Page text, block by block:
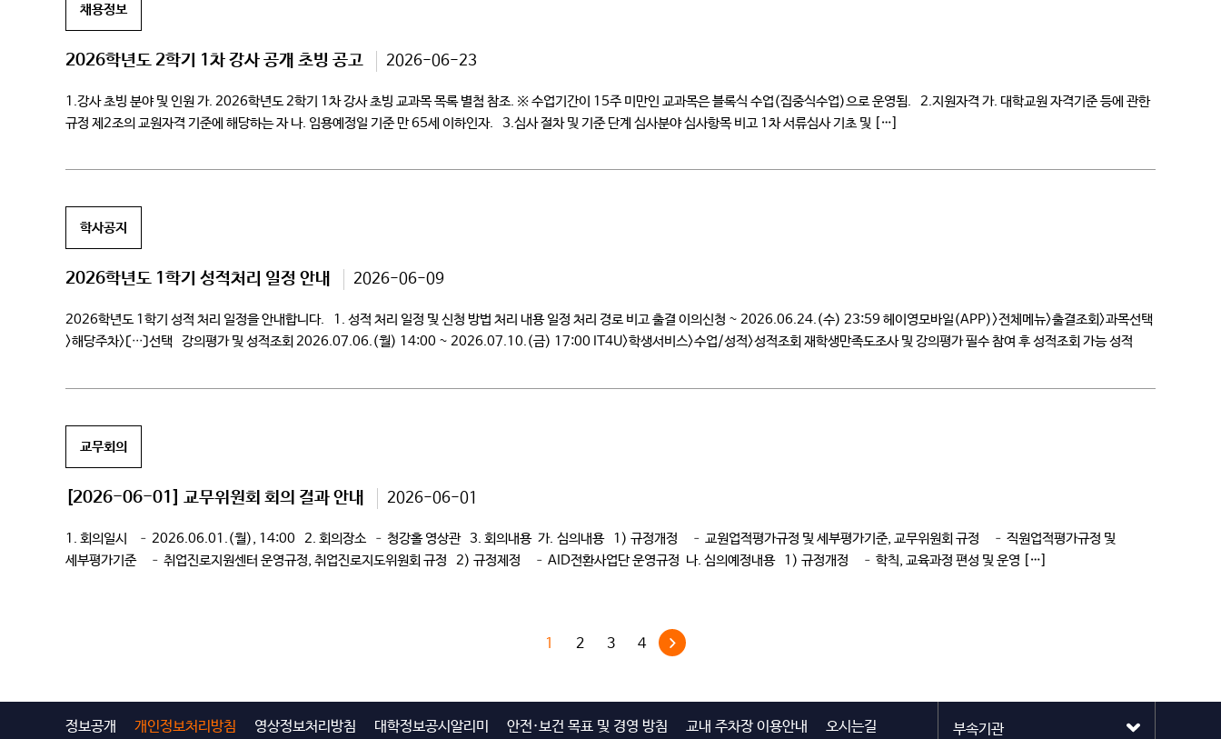
채용정보
2026학년도 2학기 1차 강사 공개 초빙 공고 2026-06-23
1.강사 초빙 분야 및 인원 가. 2026학년도 2학기 1차 강사 초빙 교과목 목록 별첨 참조. ※ 수업기간이 15주 미만인 교과목은 블록식 수업(집중식수업)으로 운영됨. 2.지원자격 가. 대학교원 자격기준 등에 관한
규정 제2조의 교원자격 기준에 해당하는 자 나. 임용예정일 기준 만 65세 이하인자. 3.심사 절차 및 기준 단계 심사분야 심사항목 비고 1차 서류심사 기초 및 […]
학사공지
2026학년도 1학기 성적처리 일정 안내 2026-06-09
2026학년도 1학기 성적 처리 일정을 안내합니다. 1. 성적 처리 일정 및 신청 방법 처리 내용 일정 처리 경로 비고 출결 이의신청 ~ 2026.06.24.(수) 23:59 헤이영모바일(APP)>전체메뉴>출결조회>과목선택
>해당주차>〔ᐧᐧᐧ〕선택 강의평가 및 성적조회 2026.07.06.(월) 14:00 ~ 2026.07.10.(금) 17:00 IT4U>학생서비스>수업/성적>성적조회 재학생만족도조사 및 강의평가 필수 참여 후 성적조회 가능 성적
교무회의
[2026-06-01] 교무위원회 회의 결과 안내 2026-06-01
1. 회의일시 – 2026.06.01.(월), 14:00 2. 회의장소 – 청강홀 영상관 3. 회의내용 가. 심의내용 1) 규정개정 – 교원업적평가규정 및 세부평가기준, 교무위원회 규정 – 직원업적평가규정 및
세부평가기준 – 취업진로지원센터 운영규정, 취업진로지도위원회 규정 2) 규정제정 – AID전환사업단 운영규정 나. 심의예정내용 1) 규정개정 – 학칙, 교육과정 편성 및 운영 […]
1 2 3 4
정보공개 개인정보처리방침 영상정보처리방침 대학정보공시알리미 안전·보건 목표 및 경영 방침 교내 주차장 이용안내 오시는길